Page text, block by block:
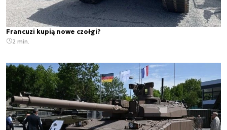
Francuzi kupią nowe czołgi?
2 min.